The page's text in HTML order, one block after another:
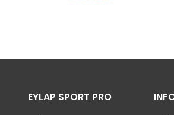
EYLAP SPORT PRO